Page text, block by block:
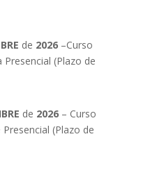
de 2026–Curso
Presencial (Plazo de
de 2026– Curso
(Plazo de